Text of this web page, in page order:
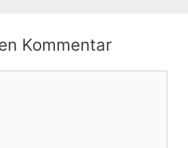
Kommentar